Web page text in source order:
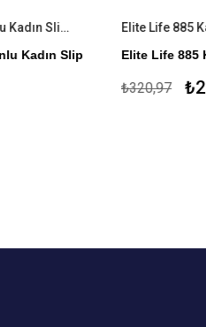
Elite Life 890 Dikişsiz Slikonlu Kadın Slip Korse
Kadın Slip
Elite Life 885
Elite Life 885
%82
Slikon
₺320,97